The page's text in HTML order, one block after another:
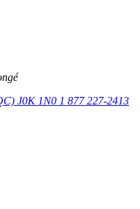
J0K 1N0 1 877 227-2413